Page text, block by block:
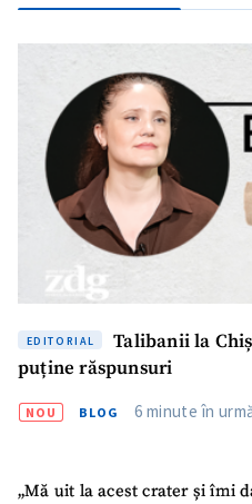
EDITORIAL
Talibanii la
puține răspunsuri
NOU BLOG 6 minute în
„Mă uit la acest crater și îmi